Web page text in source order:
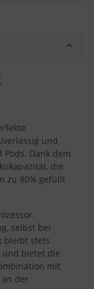
und
Dank dem
die
zu 80% gefüllt
selbst bei
bleibt stets
und bietet die
mit
der